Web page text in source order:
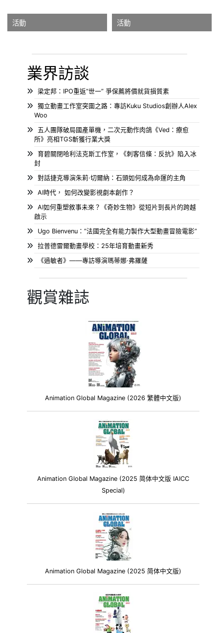
活動 活動
業界訪談
梁定邦：IPO重返“世一” 爭保薦將價就貨損質素
獨立動畫工作室突圍之路：專訪Kuku Studios創辦人Alex
Woo
五人團隊破局國產單機，二次元動作肉鴿《Ved：療愈
所》亮相TGS斬獲行業大獎
育碧關閉哈利法克斯工作室，《刺客信條：反抗》陷入冰
封
對話捷克導演朱莉·切爾納：石頭如何成為命運的主角
AI時代， 如何改變影視劇本創作？
AI如何重塑敘事未來？《奇妙生物》從短片到長片的跨越
啟示
Ugo Bienvenu：”法國完全有能力製作大型動畫冒險電影”
拉普德雷爾動畫學校：25年培育動畫新秀
《過敏者》——專訪導演瑪蒂娜·弗羅薩
觀賞雜誌
Animation Global Magazine (2026 繁體中文版)
Animation Global Magazine (2025 简体中文版 IAICC
Special)
Animation Global Magazine (2025 简体中文版)